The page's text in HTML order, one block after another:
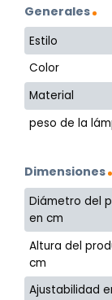
Generales
Estilo
Color
Material
peso de la
Dimensiones
Diámetro del
en cm
Altura del
cm
Ajustabilidad